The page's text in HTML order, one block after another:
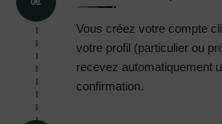
Vous créez votre compte
votre profil (particulier ou
recevez automatiquement
confirmation.